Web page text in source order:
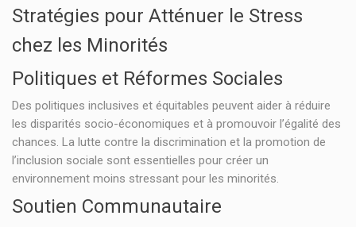
Stratégies pour Atténuer le Stress
chez les Minorités
Politiques et Réformes Sociales
Des politiques inclusives et équitables peuvent aider à réduire
les disparités socio-économiques et à promouvoir l’égalité des
chances. La lutte contre la discrimination et la promotion de
l’inclusion sociale sont essentielles pour créer un
environnement moins stressant pour les minorités.
Soutien Communautaire